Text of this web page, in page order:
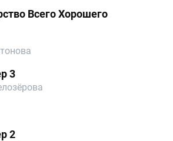
Всего Хорошего
3
2